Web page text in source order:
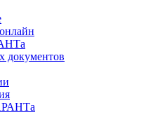
документов